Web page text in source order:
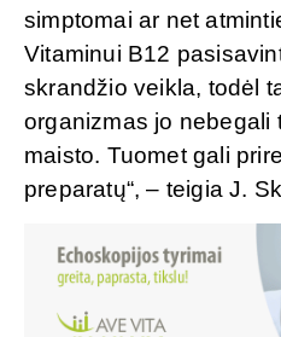
simptomai ar net
Vitaminui B12
skrandžio veikla, todėl
organizmas jo nebegali
maisto. Tuomet gali
preparatų“, – teigia J.